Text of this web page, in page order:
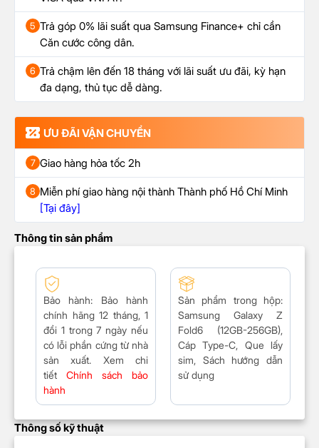
5 Trả góp 0% lãi suất qua Samsung Finance+ chỉ cần
Căn cước công dân.
6 Trả chậm lên đến 18 tháng với lãi suất ưu đãi, kỳ hạn
đa dạng, thủ tục dễ dàng.
ƯU ĐÃI VẬN CHUYỂN
7 Giao hàng hỏa tốc 2h
8 Miễn phí giao hàng nội thành Thành phố Hồ Chí Minh
[Tại đây]
Thông tin sản phẩm
Bảo hành: Bảo hành
chính hãng 12 tháng, 1
đổi 1 trong 7 ngày nếu
có lỗi phần cứng từ nhà
sản xuất. Xem chi
tiết Chính sách bảo
hành
Sản phẩm trong hộp:
Samsung Galaxy Z
Fold6 (12GB-256GB),
Cáp Type-C, Que lấy
sim, Sách hướng dẫn
sử dụng
Thông số kỹ thuật